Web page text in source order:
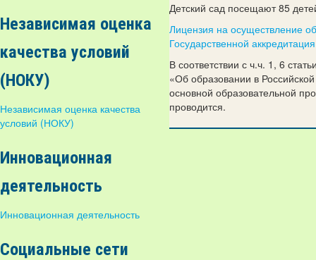
Независимая оценка
качества условий
(НОКУ)
Независимая оценка качества
условий (НОКУ)
Инновационная
деятельность
Инновационная деятельность
Социальные сети
Детский сад посещают 85
Лицензия на осуществление
Государственной аккредитация
В соответствии с ч.ч. 1, 6
«Об образовании в
основной образовательной
проводится.